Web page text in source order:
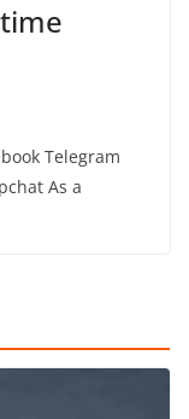
Telegram
As a